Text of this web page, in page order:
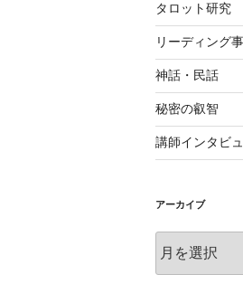
タロット研究
リーディング
神話・民話
秘密の叡智
講師インタビ
アーカイブ
ー